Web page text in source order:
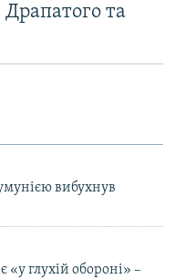
та
вибухнув
«у глухій обороні» –